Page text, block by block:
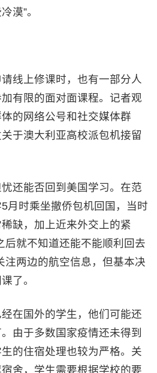
漠”。
上修课时，也有一部分人
有限的面对面课程。记者观
的网络公号和社交媒体群
关于澳大利亚高校派包机接留
能否回到美国学习。在范
月时乘坐撤侨包机回国，当时
缺，加上近来外交上的紧
后就不知道还能不能顺利回去
注两边的航空信息，但基本决
了。
国外的学生，他们可能还
由于多数国家疫情还未得到
的住宿处理也较为严格。关
舍，学生需要根据学校的要